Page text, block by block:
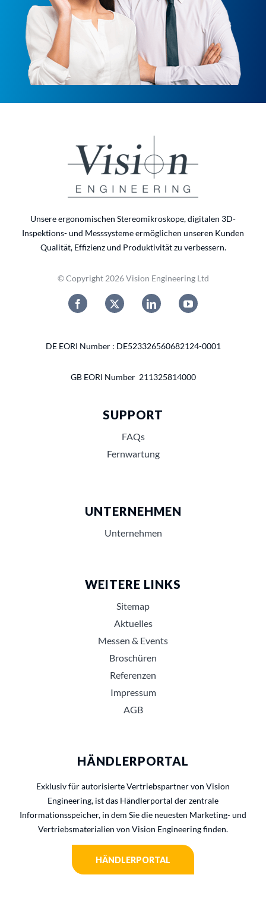
Unsere ergonomischen Stereomikroskope, digitalen 3D-
Inspektions- und Messsysteme ermöglichen unseren Kunden
Qualität, Effizienz und Produktivität zu verbessern.
© Copyright 2026 Vision Engineering Ltd
DE EORI Number : DE523326560682124-0001
GB EORI Number 211325814000
SUPPORT
FAQs
Fernwartung
UNTERNEHMEN
Unternehmen
WEITERE LINKS
Sitemap
Aktuelles
Messen & Events
Broschüren
Referenzen
Impressum
AGB
HÄNDLERPORTAL
Exklusiv für autorisierte Vertriebspartner von Vision
Engineering, ist das Händlerportal der zentrale
Informationsspeicher, in dem Sie die neuesten Marketing- und
Vertriebsmaterialien von Vision Engineering finden.
HÄNDLERPORTAL